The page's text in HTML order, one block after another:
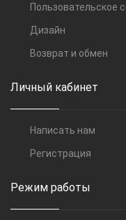
Пользовательское
Дизайн
Возврат и обмен
Личный кабинет
Написать нам
Регистрация
Режим работы